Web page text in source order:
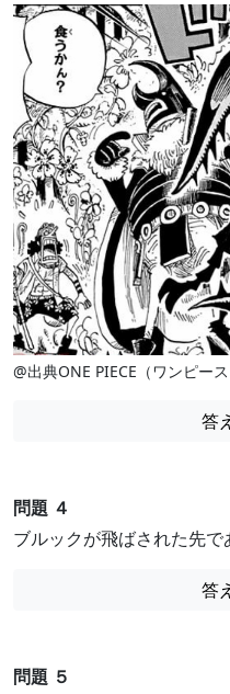
@出典ONE PIECE（ワンピース
答
問題 ４
ブルックが飛ばされた先
答
問題 ５